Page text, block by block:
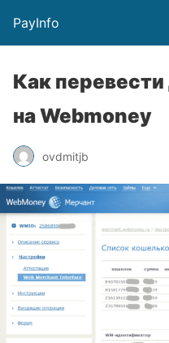
PayInfo
Как перевести
на Webmoney
ovdmitjb